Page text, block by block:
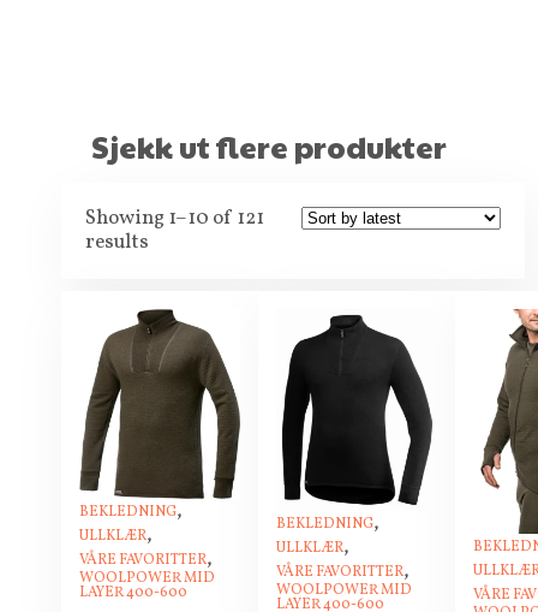
Sjekk ut flere produkter
Showing 1–10 of 121
results
BEKLEDNING,
ULLKLÆR,
VÅRE FAVORITTER,
WOOLPOWER MID
LAYER 400-600
BEKLEDNING,
ULLKLÆR,
VÅRE FAVORITTER,
WOOLPOWER MID
LAYER 400-600
VÅRE